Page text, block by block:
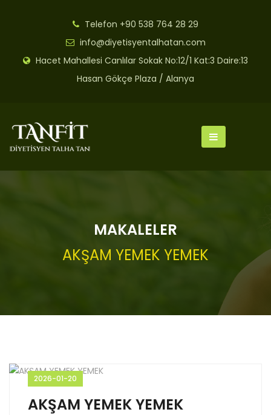
Telefon +90 538 764 28 29
info@diyetisyentalhatan.com
Hacet Mahallesi Canlılar Sokak No:12/1 Kat:3 Daire:13
Hasan Gökçe Plaza / Alanya
MAKALELER
AKŞAM YEMEK YEMEK
2026-01-20
AKŞAM YEMEK YEMEK